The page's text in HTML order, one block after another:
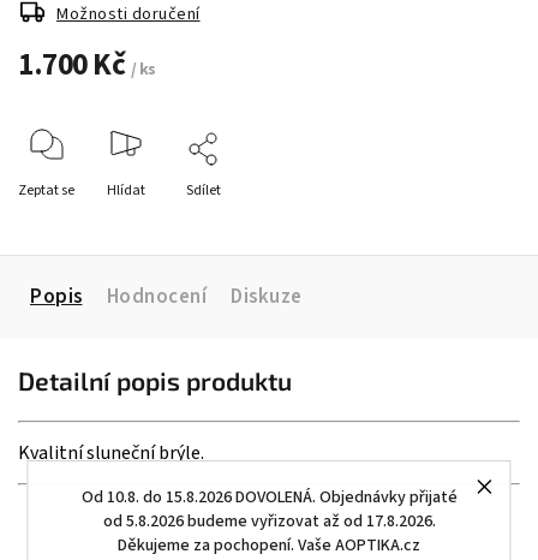
Od 10.8. do 15.8.2026 DOVOLENÁ. Objednávky přijaté
od 5.8.2026 budeme vyřizovat až od 17.8.2026.
Děkujeme za pochopení. Vaše AOPTIKA.cz
1.700 Kč / ks
Možnosti doručení
Zeptat se Hlídat Sdílet
Popis Hodnocení Diskuze
Detailní popis produktu
Kvalitní sluneční brýle.